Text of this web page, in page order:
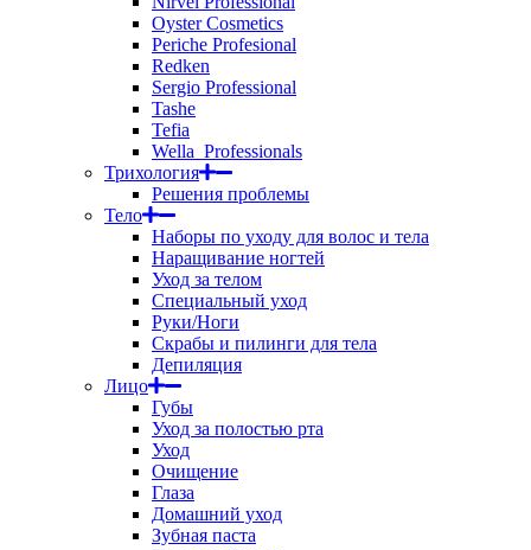
Oyster Cosmetics
Periche Profesional
Redken
Sergio Professional
Tashe
Tefia
Wella_Professionals
Трихология
Решения проблемы
Тело
Наборы по уходу для волос и тела
Наращивание ногтей
Уход за телом
Специальный уход
Руки/Ноги
Скрабы и пилинги для тела
Депиляция
Лицо
Губы
Уход за полостью рта
Уход
Очищение
Глаза
Домашний уход
Зубная паста